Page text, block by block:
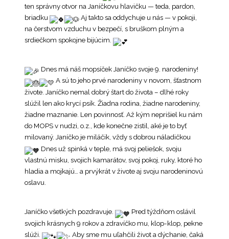
ten správny otvor na Janíčkovu hlavičku — teda, pardon,
briadku
Aj takto sa oddychuje u nás — v pokoji,
na čerstvom vzduchu v bezpečí, s bruškom plným a
srdiečkom spokojne bijúcim.
Dnes má náš mopsíček Janíčko svoje 9. narodeniny!
A sú to jeho prvé narodeniny v novom, šťastnom
živote. Janíčko nemal dobrý štart do života – dlhé roky
slúžil len ako krycí psík. Žiadna rodina, žiadne narodeniny,
žiadne maznanie. Len povinnosť. Až kým neprišiel ku nám
do MOPS v nudzi, o.z., kde konečne zistil, aké je to byť
milovaný. Janíčko je miláčik, vždy s dobrou náladičkou
Dnes už spinká v teple, má svoj peliešok, svoju
vlastnú misku, svojich kamarátov, svoj pokoj, ruky, ktoré ho
hladia a mojkajú… a prvýkrát v živote aj svoju narodeninovú
oslavu.
Janíčko všetkých pozdravuje.
Pred týždňom oslávil
svojich krásnych 9 rokov a zdravíčko mu, klop-klop, pekne
slúži.
Aby sme mu uľahčili život a dýchanie, čaká